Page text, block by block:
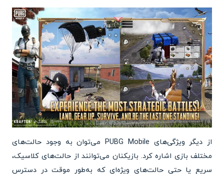
از دیگر ویژگی‌های PUBG Mobile می‌توان به وجود حالت‌های
مختلف بازی اشاره کرد. بازیکنان می‌توانند از حالت‌های کلاسیک،
سریع یا حتی حالت‌های ویژه‌ای که به‌طور موقت در دسترس